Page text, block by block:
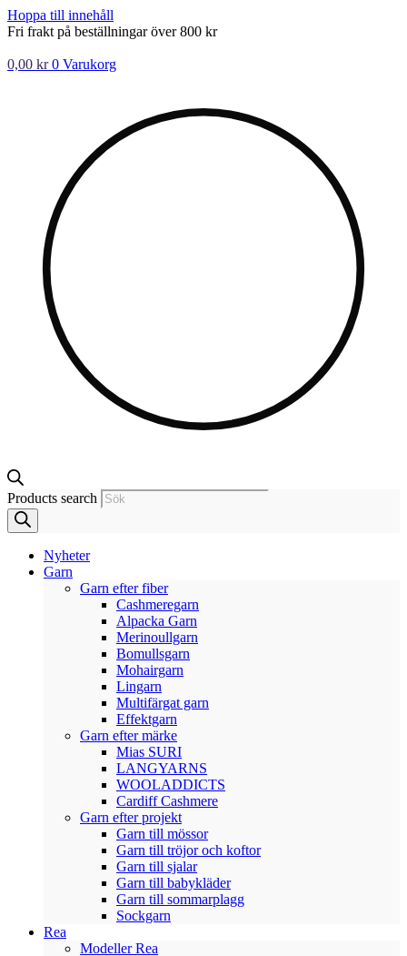
Hoppa till innehåll
Fri frakt på beställningar över 800 kr
0,00 kr 0 Varukorg
Products search
Nyheter
Garn
Garn efter fiber
Cashmeregarn
Alpacka Garn
Merinoullgarn
Bomullsgarn
Mohairgarn
Lingarn
Multifärgat garn
Effektgarn
Garn efter märke
Mias SURI
LANGYARNS
WOOLADDICTS
Cardiff Cashmere
Garn efter projekt
Garn till mössor
Garn till tröjor och koftor
Garn till sjalar
Garn till babykläder
Garn till sommarplagg
Sockgarn
Rea
Modeller Rea